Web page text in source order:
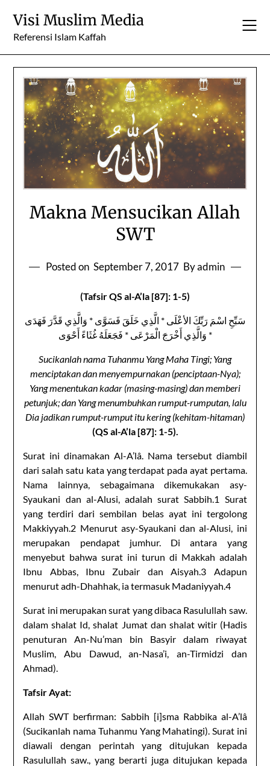
content
Visi Muslim Media
Referensi Islam Kaffah
Makna Mensucikan Allah
SWT
Posted on September 7, 2017 By admin
(Tafsir QS al-A’la [87]: 1-5)
سَبِّحِ اسْمَ رَبِّكَ الأعْلَى * الَّذِي خَلَقَ فَسَوَّى * وَالَّذِي قَدَّرَ فَهَدَى
* وَالَّذِي أَخْرَجَ الْمَرْعَى * فَجَعَلَهُ غُثَاءً أَحْوَى
Sucikanlah nama Tuhanmu Yang Maha Tingi; Yang
menciptakan dan menyempurnakan (penciptaan-Nya);
Yang menentukan kadar (masing-masing) dan memberi
petunjuk; dan Yang menumbuhkan rumput-rumputan, lalu
Dia jadikan rumput-rumput itu kering (kehitam-hitaman)
(QS al-A’la [87]: 1-5).
Surat ini dinamakan Al-A’lâ. Nama tersebut diambil
dari salah satu kata yang terdapat pada ayat pertama.
Nama lainnya, sebagaimana dikemukakan asy-
Syaukani dan al-Alusi, adalah surat Sabbih.1 Surat
yang terdiri dari sembilan belas ayat ini tergolong
Makkiyyah.2 Menurut asy-Syaukani dan al-Alusi, ini
merupakan pendapat jumhur. Di antara yang
menyebut bahwa surat ini turun di Makkah adalah
Ibnu Abbas, Ibnu Zubair dan Aisyah.3 Adapun
menurut adh-Dhahhak, ia termasuk Madaniyyah.4
Surat ini merupakan surat yang dibaca Rasulullah saw.
dalam shalat Id, shalat Jumat dan shalat witir (Hadis
penuturan An-Nu’man bin Basyir dalam riwayat
Muslim, Abu Dawud, an-Nasa’i, an-Tirmidzi dan
Ahmad).
Tafsir Ayat:
Allah SWT berfirman: Sabbih [i]sma Rabbika al-A’lâ
(Sucikanlah nama Tuhanmu Yang Mahatingi). Surat ini
diawali dengan perintah yang ditujukan kepada
Rasulullah saw., yang berarti juga ditujukan kepada